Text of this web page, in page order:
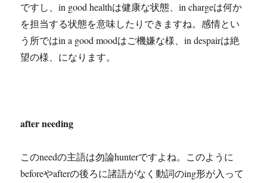
ですし、in good healthは健康な状態、in chargeは何か
を担当する状態を意味したりできますね。感情とい
う所ではin a good moodはご機嫌な様、in despairは絶
望の様、になります。
after needing
このneedの主語は勿論hunterですよね。このように
beforeやafterの後ろに諸語がなく動詞のing形が入って